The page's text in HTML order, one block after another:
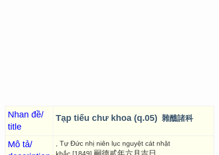
Nhan đề/
title
Tạp tiếu chư khoa (q.05) 雜醮諸科
Mô tả/
, Tự Đức nhị niên lục nguyệt cát nhật
嗣德貳年六月吉日